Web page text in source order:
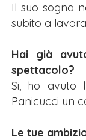
Il suo sogno
subito a
Hai già
spettacolo?
Si, ho avuto
Panicucci un
Le tue